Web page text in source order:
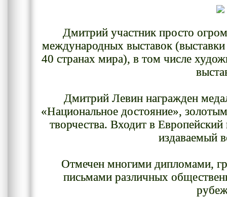
Дмитрий участник просто
международных выставок
40 странах мира), в том числе
Дмитрий Левин награжден
«Национальное достояние»,
творчества. Входит в
издаваемый
Отмечен многими дипломами,
письмами различных